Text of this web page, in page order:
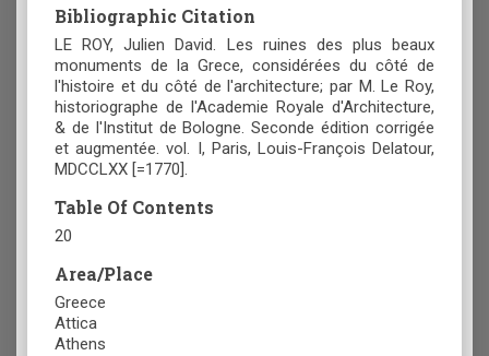
Bibliographic Citation
LE ROY, Julien David. Les ruines des plus beaux
monuments de la Grece, considérées du côté de
l'histoire et du côté de l'architecture; par M. Le Roy,
historiographe de l'Academie Royale d'Architecture,
& de l'Institut de Bologne. Seconde édition corrigée
et augmentée. vol. Ι, Paris, Louis-François Delatour,
MDCCLXX [=1770].
Table Of Contents
20
Area/Place
Greece
Attica
Athens